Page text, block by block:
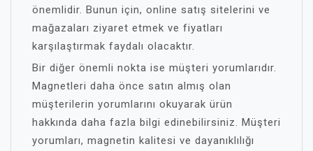
önemlidir. Bunun için, online satış sitelerini ve
mağazaları ziyaret etmek ve fiyatları
karşılaştırmak faydalı olacaktır.
Bir diğer önemli nokta ise müşteri yorumlarıdır.
Magnetleri daha önce satın almış olan
müşterilerin yorumlarını okuyarak ürün
hakkında daha fazla bilgi edinebilirsiniz. Müşteri
yorumları, magnetin kalitesi ve dayanıklılığı